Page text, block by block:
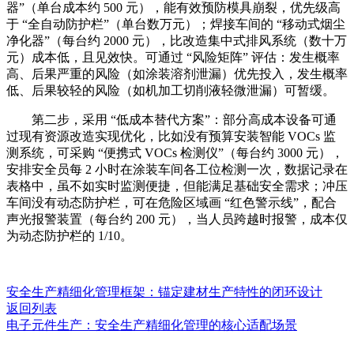
器”（单台成本约 500 元），能有效预防模具崩裂，优先级高
于 “全自动防护栏”（单台数万元）；焊接车间的 “移动式烟尘
净化器”（每台约 2000 元），比改造集中式排风系统（数十万
元）成本低，且见效快。可通过 “风险矩阵” 评估：发生概率
高、后果严重的风险（如涂装溶剂泄漏）优先投入，发生概率
低、后果较轻的风险（如机加工切削液轻微泄漏）可暂缓。
第二步，采用 “低成本替代方案”：部分高成本设备可通
过现有资源改造实现优化，比如没有预算安装智能 VOCs 监
测系统，可采购 “便携式 VOCs 检测仪”（每台约 3000 元），
安排安全员每 2 小时在涂装车间各工位检测一次，数据记录在
表格中，虽不如实时监测便捷，但能满足基础安全需求；冲压
车间没有动态防护栏，可在危险区域画 “红色警示线”，配合
声光报警装置（每台约 200 元），当人员跨越时报警，成本仅
为动态防护栏的 1/10。
安全生产精细化管理框架：锚定建材生产特性的闭环设计
返回列表
电子元件生产：安全生产精细化管理的核心适配场景